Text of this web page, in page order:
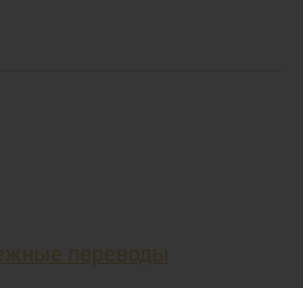
переводы